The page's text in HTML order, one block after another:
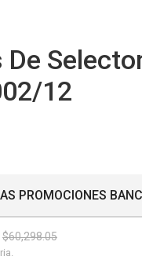
12
PROMOCIONES
$60,298.05